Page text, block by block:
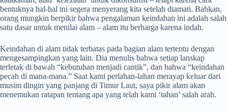
bentuknya hal-hal ini segera menyerang kita setelah diamati. Bahkan,
orang mungkin berpikir bahwa pengalaman keindahan ini adalah salah
satu dasar untuk menilai alam – alam itu berharga karena indah.
Keindahan di alam tidak terbatas pada bagian alam tertentu dengan
mengesampingkan yang lain. Dia menulis bahwa setiap lanskap
terletak di bawah “kebutuhan menjadi cantik”, dan bahwa “keindahan
pecah di mana-mana.” Saat kami perlahan-lahan merayap keluar dari
musim dingin yang panjang di Timur Laut, saya pikir alam akan
menemukan ratapan tentang apa yang telah kami ‘tahan’ salah arah.